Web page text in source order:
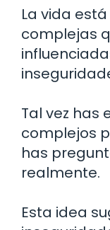
La vida
complejas
Tal vez has
complejos
has
realmente.
Esta idea